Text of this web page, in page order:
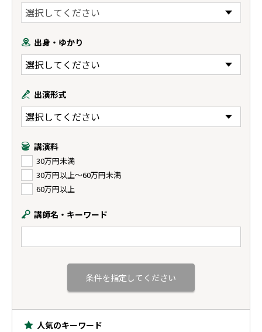
出身・ゆかり
出演形式
講演料
30万円未満
30万円以上〜60万円未満
60万円以上
講師名・キーワード
人気のキーワード